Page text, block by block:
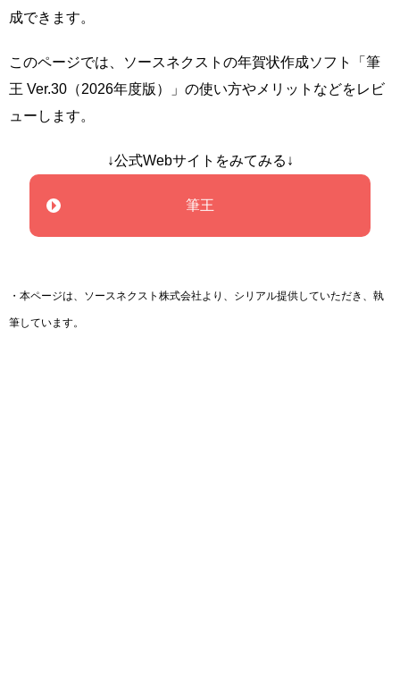
成できます。
このページでは、ソースネクストの年賀状作成ソフト「筆
王 Ver.30（2026年度版）」の使い方やメリットなどをレビ
ューします。
↓公式Webサイトをみてみる↓
筆王
・本ページは、ソースネクスト株式会社より、シリアル提供していただき、執
筆しています。